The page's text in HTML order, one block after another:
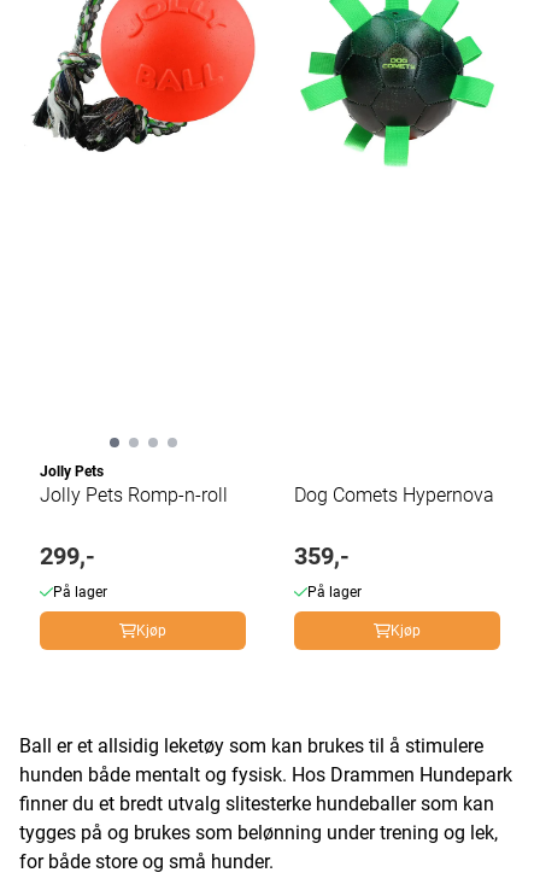
Jolly Pets
Jolly Pets Romp-n-roll
299,-
På lager
Kjøp
Dog Comets Hypernova
359,-
På lager
Kjøp
Ball er et allsidig leketøy som kan brukes til å stimulere
hunden både mentalt og fysisk. Hos Drammen Hundepark
finner du et bredt utvalg slitesterke hundeballer som kan
tygges på og brukes som belønning under trening og lek,
for både store og små hunder.